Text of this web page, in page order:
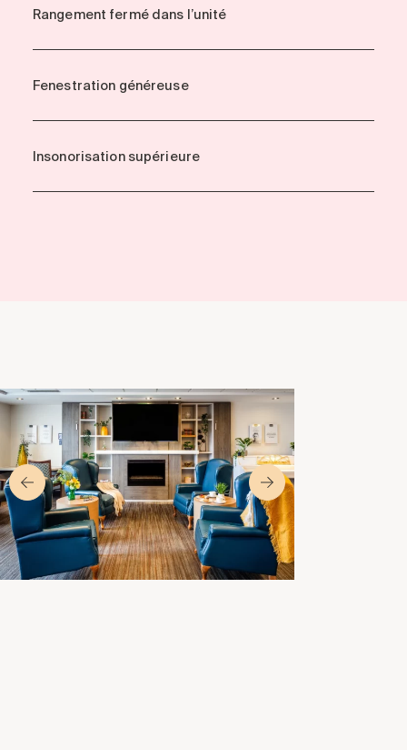
Rangement fermé dans l’unité
Fenestration généreuse
Insonorisation supérieure